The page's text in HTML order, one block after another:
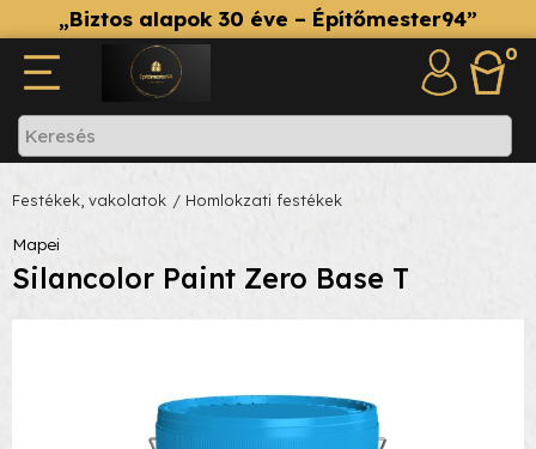
„Biztos alapok 30 éve – Építőmester94”
0
Festékek, vakolatok / Homlokzati festékek
Mapei
Silancolor Paint Zero Base T